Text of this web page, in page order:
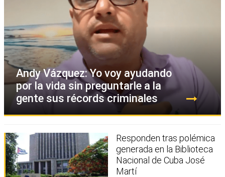
Andy Vázquez: Yo voy ayudando
por la vida sin preguntarle a la
gente sus récords criminales
Responden tras polémica
generada en la Biblioteca
Nacional de Cuba José
Martí